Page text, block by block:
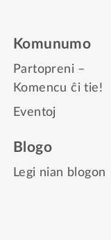
Komunumo
Partopreni –
Komencu ĉi tie!
Eventoj
Blogo
Legi nian blogon